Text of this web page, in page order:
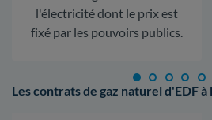
l'électricité dont le prix est
fixé par les pouvoirs publics.
Les contrats de gaz naturel d'EDF à